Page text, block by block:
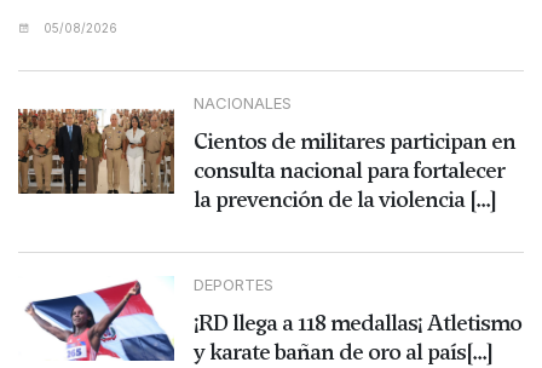
05/08/2026
NACIONALES
Cientos de militares participan en
consulta nacional para fortalecer
la prevención de la violencia [...]
DEPORTES
¡RD llega a 118 medallas¡ Atletismo
y karate bañan de oro al país[...]